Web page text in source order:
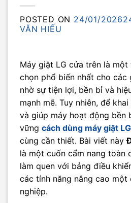
POSTED ON 24/01/2026
VĂN HIẾU
Máy giặt LG cửa trên là
chọn phổ biến nhất cho các
nhờ sự tiện lợi, bền bỉ và
mạnh mẽ. Tuy nhiên, để
và giúp máy hoạt động bền
vững cách dùng máy giặt
cùng cần thiết. Bài viết này
là một cuốn cẩm nang toàn
làm quen với bảng điều
các tính năng nâng cao một
nghiệp.